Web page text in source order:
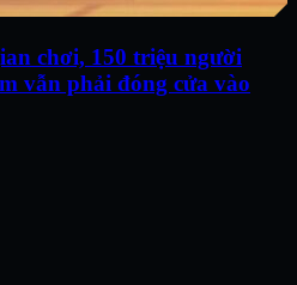
chơi, 150 triệu người
vẫn phải đóng cửa vào